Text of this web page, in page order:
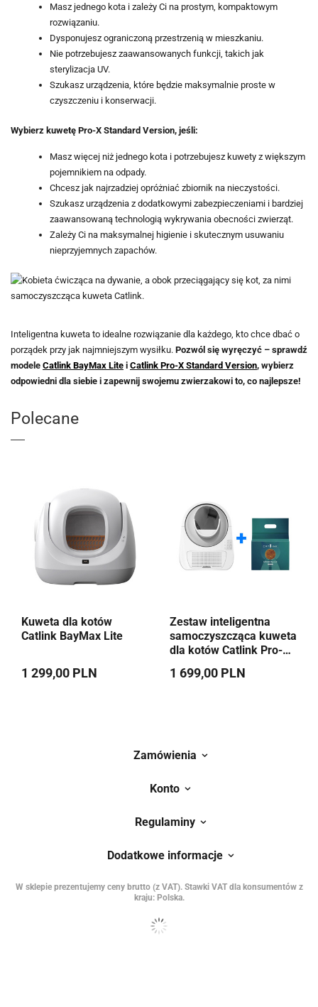
Masz jednego kota i zależy Ci na prostym, kompaktowym
rozwiązaniu.
Dysponujesz ograniczoną przestrzenią w mieszkaniu.
Nie potrzebujesz zaawansowanych funkcji, takich jak
sterylizacja UV.
Szukasz urządzenia, które będzie maksymalnie proste w
czyszczeniu i konserwacji.
Wybierz kuwetę Pro-X Standard Version, jeśli:
Masz więcej niż jednego kota i potrzebujesz kuwety z większym
pojemnikiem na odpady.
Chcesz jak najrzadziej opróżniać zbiornik na nieczystości.
Szukasz urządzenia z dodatkowymi zabezpieczeniami i bardziej
zaawansowaną technologią wykrywania obecności zwierząt.
Zależy Ci na maksymalnej higienie i skutecznym usuwaniu
nieprzyjemnych zapachów.
Inteligentna kuweta to idealne rozwiązanie dla każdego, kto chce dbać o
porządek przy jak najmniejszym wysiłku. Pozwól się wyręczyć – sprawdź
modele Catlink BayMax Lite i Catlink Pro-X Standard Version, wybierz
odpowiedni dla siebie i zapewnij swojemu zwierzakowi to, co najlepsze!
Polecane
Kuweta dla kotów
Catlink BayMax Lite
1 299,00 PLN
Zestaw inteligentna
samoczyszcząca kuweta
dla kotów Catlink Pro-X
Żwirek
1 699,00 PLN
Zamówienia
Konto
Regulaminy
Dodatkowe informacje
W sklepie prezentujemy ceny brutto (z VAT). Stawki VAT dla konsumentów z
kraju: Polska.